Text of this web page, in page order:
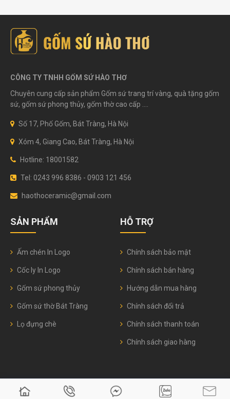
CÔNG TY TNHH GỐM SỨ HÀO THƠ
Chuyên cung cấp sản phẩm Gốm sứ trang trí vàng, quà tặng gốm
sứ, gốm sứ phong thủy, gốm thờ cao cấp ....
Số 17, Phố Gốm, Bát Tràng, Hà Nội
Xóm 4, Giang Cao, Bát Tràng, Hà Nội
Hotline: 18001582
Tel: 0243 996 8386 - 0903 121 456
haothoceramic@gmail.com
SẢN PHẨM
Ấm chén In Logo
Cốc ly In Logo
Gốm sứ phong thủy
Gốm sứ thờ Bát Tràng
Lọ đựng chè
HỖ TRỢ
Chính sách bảo mật
Chính sách bán hàng
Hướng dẫn mua hàng
Chính sách đổi trả
Chính sách thanh toán
Chính sách giao hàng
© 2026 Gốm sứ Hào Thơ